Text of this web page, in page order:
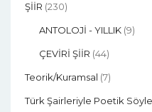
ŞİİR (230)
ANTOLOJİ - YILLIK (9)
ÇEVİRİ ŞİİR (44)
Teorik/Kuramsal (7)
Türk Şairleriyle Poetik